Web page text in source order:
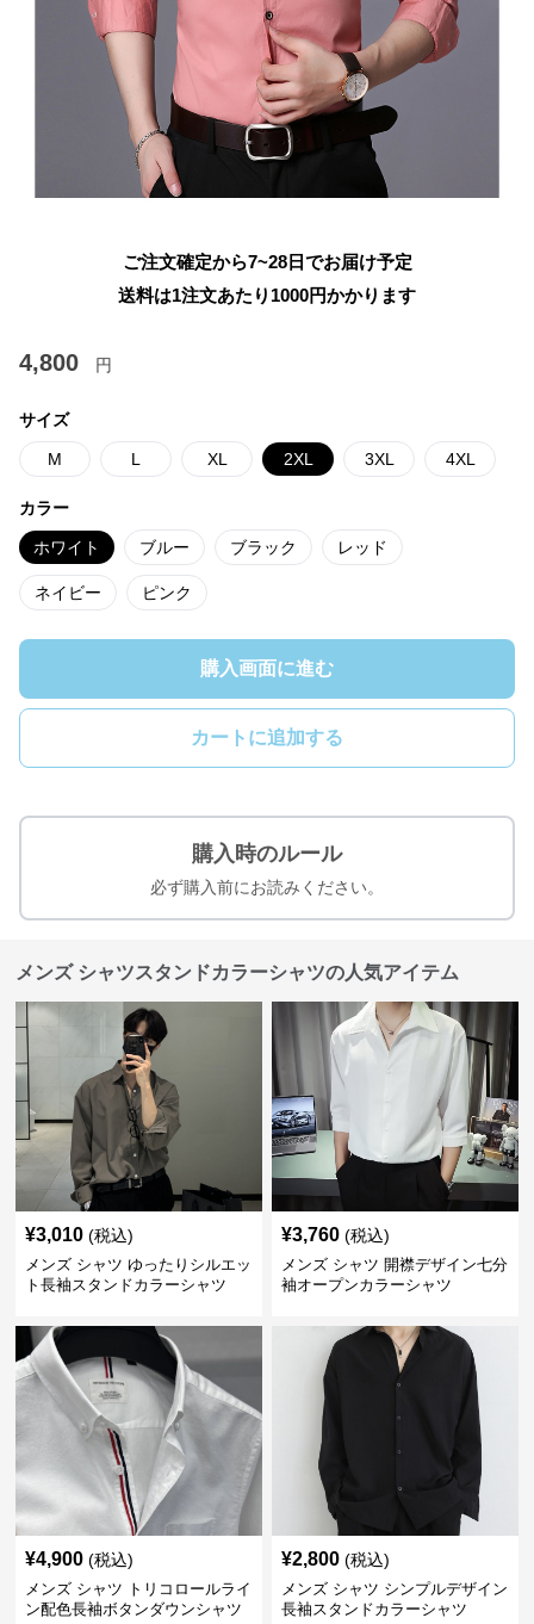
ご注文確定から7~28日でお届け予定
送料は1注文あたり 1000円かかります
4,800 円
サイズ
M L XL 2XL 3XL 4XL
カラー
ホワイト ブルー ブラック レッド
ネイビー ピンク
購入画面に進む
カートに追加する
購入時のルール
必ず購入前にお読みください。
メンズ シャツスタンドカラーシャツの人気アイテム
¥3,010 (税込)
メンズ シャツ ゆったりシルエッ
ト長袖スタンドカラーシャツ
¥3,760 (税込)
メンズ シャツ 開襟デザイン七分
袖オープンカラーシャツ
¥4,900 (税込)
メンズ シャツ トリコロールライ
ン配色長袖ボタンダウンシャツ
¥2,800 (税込)
メンズ シャツ シンプルデザイン
長袖スタンドカラーシャツ